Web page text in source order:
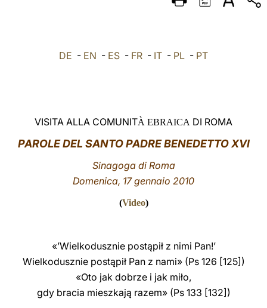
DEUTSCH
العربيّة DE - EN - ES - FR - IT - PL - PT
VISITA ALLA COMUNITÀ EBRAICA DI ROMA
PAROLEDEL SANTO PADRE BENEDETTO XVI
Sinagoga di Roma
Domenica, 17 gennaio 2010
(Video)
«’Wielkodusznie postąpił z nimi Pan!’
Wielkodusznie postąpił Pan z nami» (Ps 126 [125])
«Oto jak dobrze i jak miło,
gdy bracia mieszkają razem» (Ps 133 [132])